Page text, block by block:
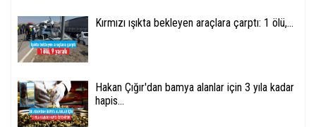
Kırmızı ışıkta bekleyen araçlara çarptı: 1 ölü,...
Hakan Çığır'dan bamya alanlar için 3 yıla kadar
hapis...